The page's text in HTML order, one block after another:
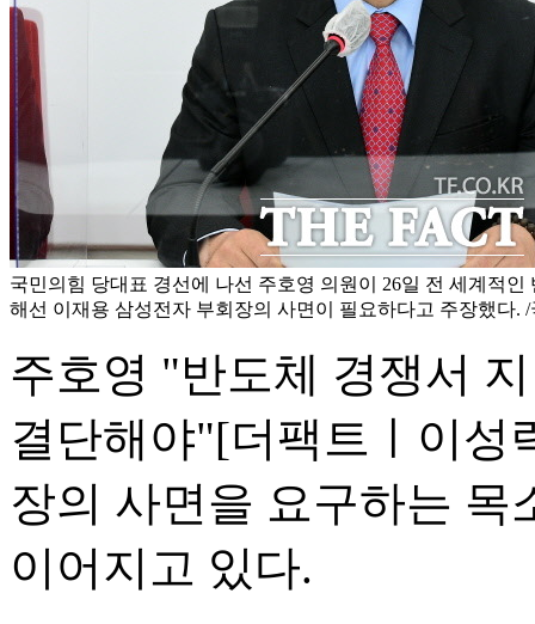
국민의힘 당대표 경선에 나선 주호영 의원이 26일 전 세계적
해선 이재용 삼성전자 부회장의 사면이 필요하다고 주장했다.
주호영 "반도체 경쟁서
결단해야"[더팩트ㅣ이성
장의 사면을 요구하는
이어지고 있다.